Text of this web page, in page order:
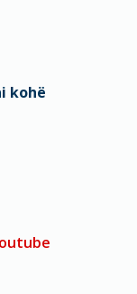
kohë